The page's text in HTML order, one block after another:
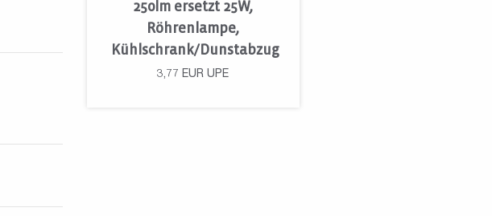
250lm ersetzt 25W,
Röhrenlampe,
Kühlschrank/Dunstabzug
3,77 EUR UPE